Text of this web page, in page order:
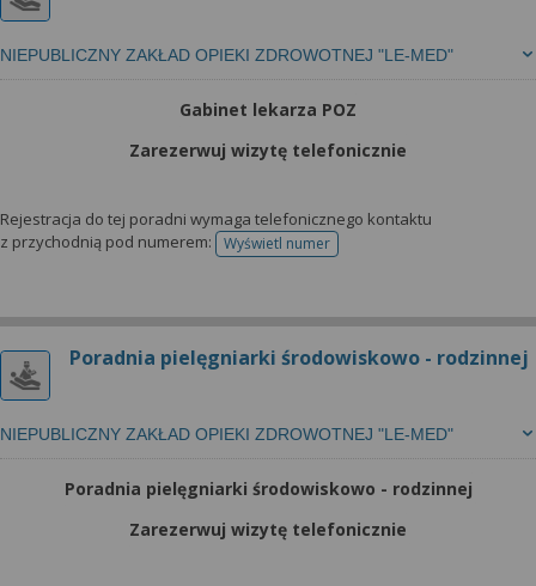
NIEPUBLICZNY ZAKŁAD OPIEKI ZDROWOTNEJ "LE-MED"
Gabinet lekarza POZ
Zarezerwuj wizytę telefonicznie
Rejestracja do tej poradni wymaga telefonicznego kontaktu
z przychodnią pod numerem:
Wyświetl numertelefonu do rejestracji
Poradnia pielęgniarki środowiskowo - rodzinnej
NIEPUBLICZNY ZAKŁAD OPIEKI ZDROWOTNEJ "LE-MED"
Poradnia pielęgniarki środowiskowo - rodzinnej
Zarezerwuj wizytę telefonicznie